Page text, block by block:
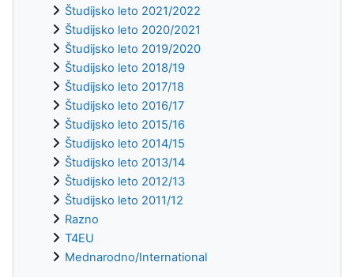
Študijsko leto 2021/2022
Študijsko leto 2020/2021
Študijsko leto 2019/2020
Študijsko leto 2018/19
Študijsko leto 2017/18
Študijsko leto 2016/17
Študijsko leto 2015/16
Študijsko leto 2014/15
Študijsko leto 2013/14
Študijsko leto 2012/13
Študijsko leto 2011/12
Razno
T4EU
Mednarodno/International